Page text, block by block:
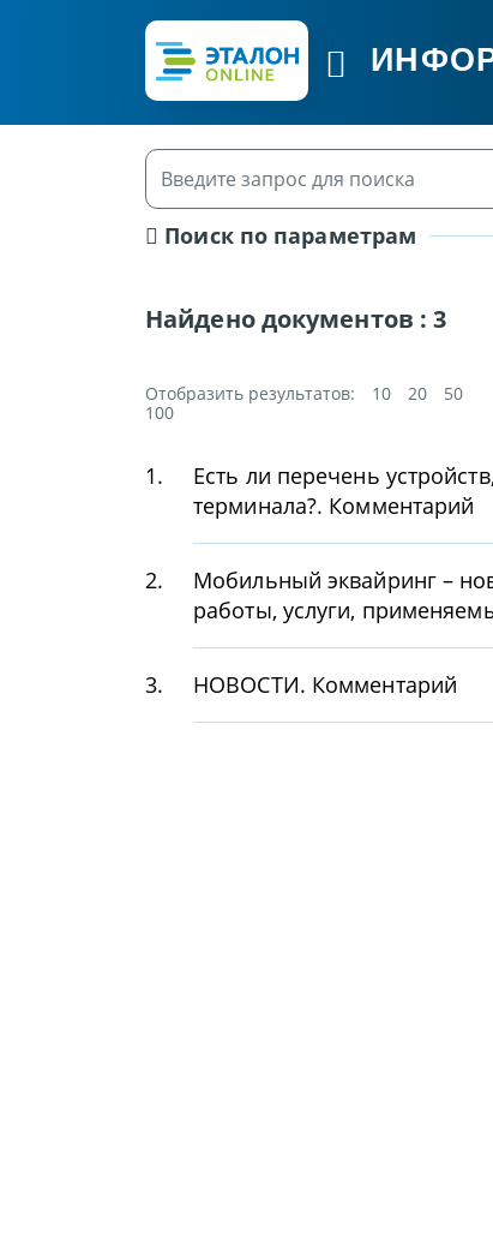
Поиск по параметрам
Найдено документов :3
Отобразить результатов: 10 20
50
100
1.
Есть ли перечень
терминала?. Комментарий
2.
Мобильный эквайринг –
работы, услуги,
3. НОВОСТИ. Комментарий